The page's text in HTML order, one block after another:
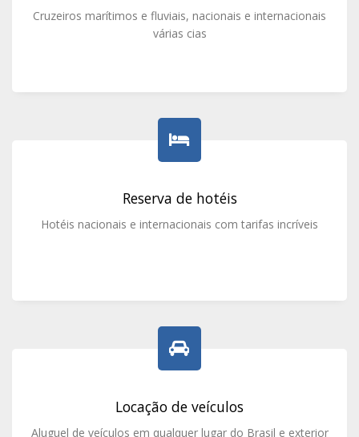
Cruzeiros marítimos e fluviais, nacionais e internacionais
várias cias
Reserva de hotéis
Hotéis nacionais e internacionais com tarifas incríveis
Locação de veículos
Aluguel de veículos em qualquer lugar do Brasil e exterior